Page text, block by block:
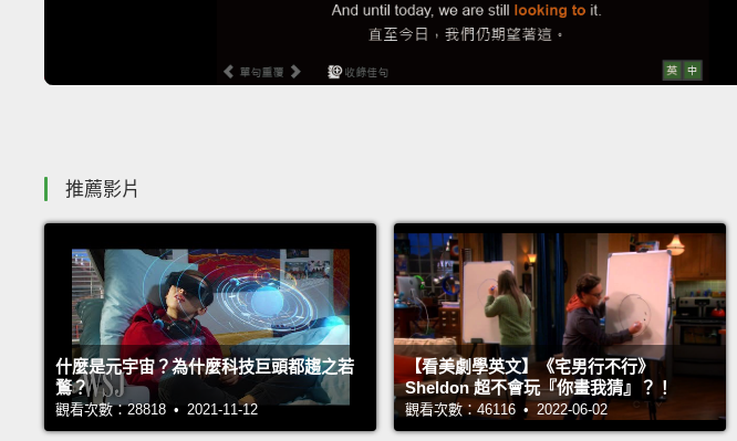
推薦影片
什麼是元宇宙？為什麼科技巨頭都趨之若
鶩？
觀看次數：28818 • 2021-11-12
【看美劇學英文】《宅男行不行》
Sheldon 超不會玩『你畫我猜』？！
觀看次數：46116 • 2022-06-02